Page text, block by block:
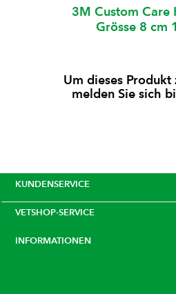
3M Custom Care
Grösse 8 cm
Um dieses Produkt
melden Sie sich
KUNDENSERVICE
VETSHOP-SERVICE
INFORMATIONEN